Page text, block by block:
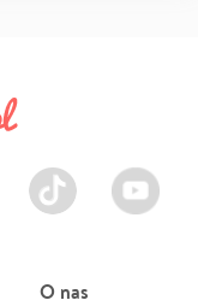
TikTok Youtube
O nas